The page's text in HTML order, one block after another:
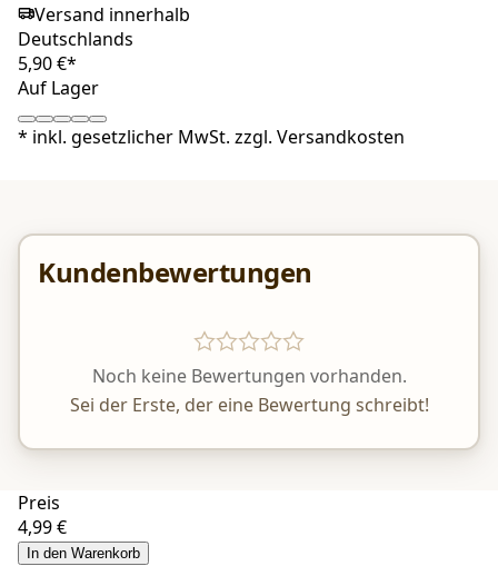
Versand innerhalb
Deutschlands
5,90 €*
Auf Lager
* inkl. gesetzlicher MwSt. zzgl. Versandkosten
Kundenbewertungen
Noch keine Bewertungen vorhanden.
Sei der Erste, der eine Bewertung schreibt!
Preis
4,99 €
In den Warenkorb